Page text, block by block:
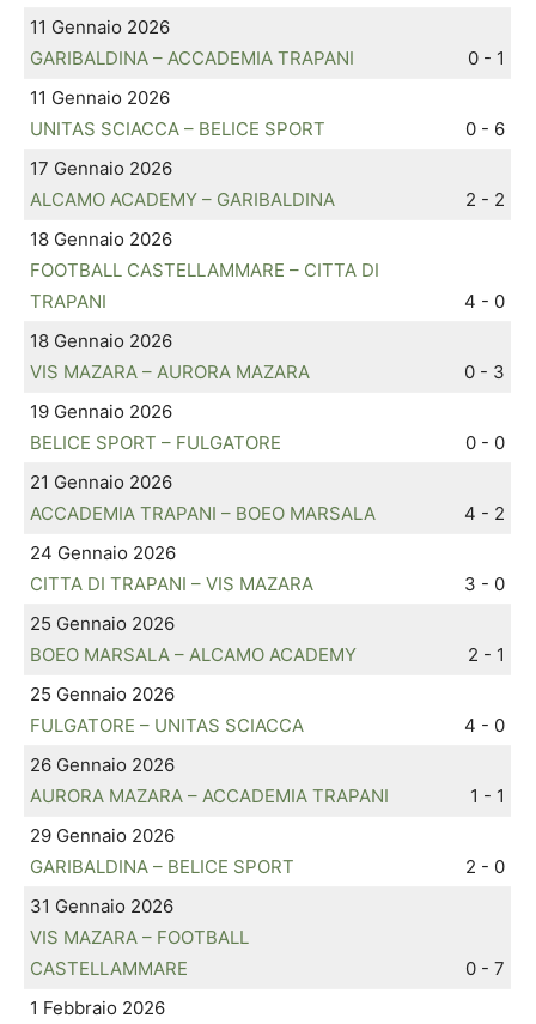
11 Gennaio 2026
GARIBALDINA – ACCADEMIA TRAPANI
0 - 1
11 Gennaio 2026
UNITAS SCIACCA – BELICE SPORT
0 - 6
17 Gennaio 2026
ALCAMO ACADEMY – GARIBALDINA
2 - 2
18 Gennaio 2026
FOOTBALL CASTELLAMMARE – CITTA DI
TRAPANI
4 - 0
18 Gennaio 2026
VIS MAZARA – AURORA MAZARA
0 - 3
19 Gennaio 2026
BELICE SPORT – FULGATORE
0 - 0
21 Gennaio 2026
ACCADEMIA TRAPANI – BOEO MARSALA
4 - 2
24 Gennaio 2026
CITTA DI TRAPANI – VIS MAZARA
3 - 0
25 Gennaio 2026
BOEO MARSALA – ALCAMO ACADEMY
2 - 1
25 Gennaio 2026
FULGATORE – UNITAS SCIACCA
4 - 0
26 Gennaio 2026
AURORA MAZARA – ACCADEMIA TRAPANI
1 - 1
29 Gennaio 2026
GARIBALDINA – BELICE SPORT
2 - 0
31 Gennaio 2026
VIS MAZARA – FOOTBALL
CASTELLAMMARE
0 - 7
1 Febbraio 2026